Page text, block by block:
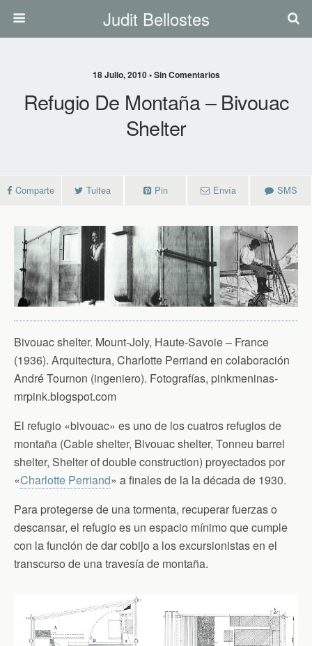
Judit Bellostes
18 Julio, 2010 • Sin Comentarios
Refugio De Montaña – Bivouac
Shelter
Comparte Tuitea Pin Envía SMS
Bivouac shelter. Mount-Joly, Haute-Savoie – France
(1936). Arquitectura, Charlotte Perriand en colaboración
André Tournon (ingeniero). Fotografías, pinkmeninas-
mrpink.blogspot.com
El refugio «bivouac» es uno de los cuatros refugios de
montaña (Cable shelter, Bivouac shelter, Tonneu barrel
shelter, Shelter of double construction) proyectados por
«Charlotte Perriand» a finales de la la década de 1930.
Para protegerse de una tormenta, recuperar fuerzas o
descansar, el refugio es un espacio mínimo que cumple
con la función de dar cobijo a los excursionistas en el
transcurso de una travesía de montaña.